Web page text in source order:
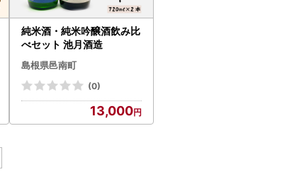
純米酒・純米吟醸酒飲み比
べセット 池月酒造
島根県邑南町
(0)
13,000